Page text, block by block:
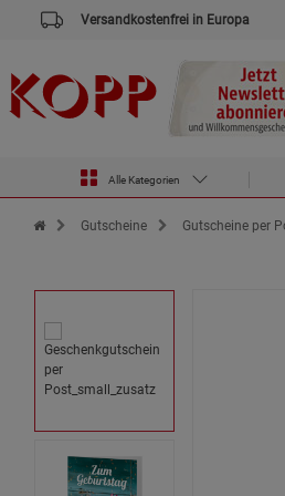
Versandkostenfrei in Europa
Alle Kategorien
Zur Startseite des Kopp Verlag Online-
Gutscheine Gutscheine per